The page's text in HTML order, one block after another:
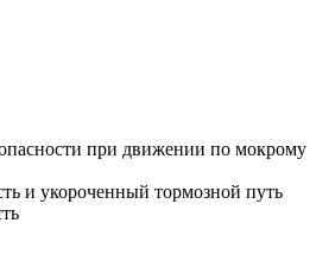
при движении по мокрому
и укороченный тормозной путь